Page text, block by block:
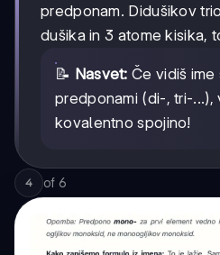
predponam. Didušikov
dušika in 3 atome kisika,
📝 Nasvet: Če vidiš ime
predponami (di-, tri-...),
kovalentno spojino!
4 of 6